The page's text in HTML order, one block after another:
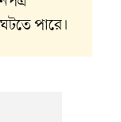
পারে।